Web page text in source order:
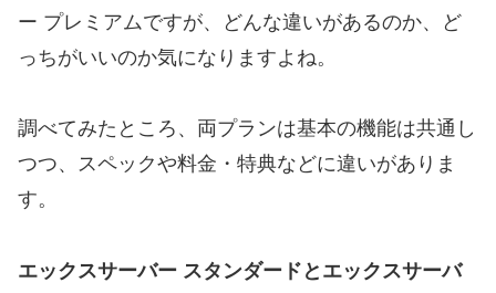
ー プレミアムですが、どんな違いがあるのか、ど
っちがいいのか気になりますよね。
調べてみたところ、両プランは基本の機能は共通し
つつ、スペックや料金・特典などに違いがありま
す。
エックスサーバー スタンダードとエックスサーバ